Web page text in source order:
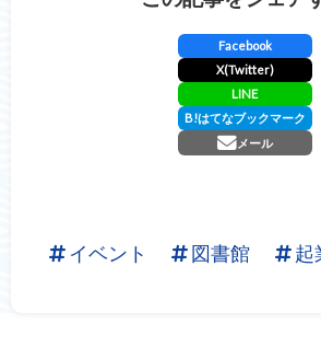
Facebook
X(Twitter)
LINE
B!はてなブックマーク
メール
イベント 図書館 起